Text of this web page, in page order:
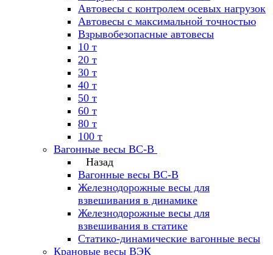
Автовесы с контролем осевых нагрузок
Автовесы с максимальной точностью
Взрывобезопасные автовесы
10 т
20 т
30 т
40 т
50 т
60 т
80 т
100 т
Вагонные весы ВС-В
Назад
Вагонные весы ВС-В
Железнодорожные весы для
взвешивания в динамике
Железнодорожные весы для
взвешивания в статике
Статико-динамические вагонные весы
Крановые весы ВЭК